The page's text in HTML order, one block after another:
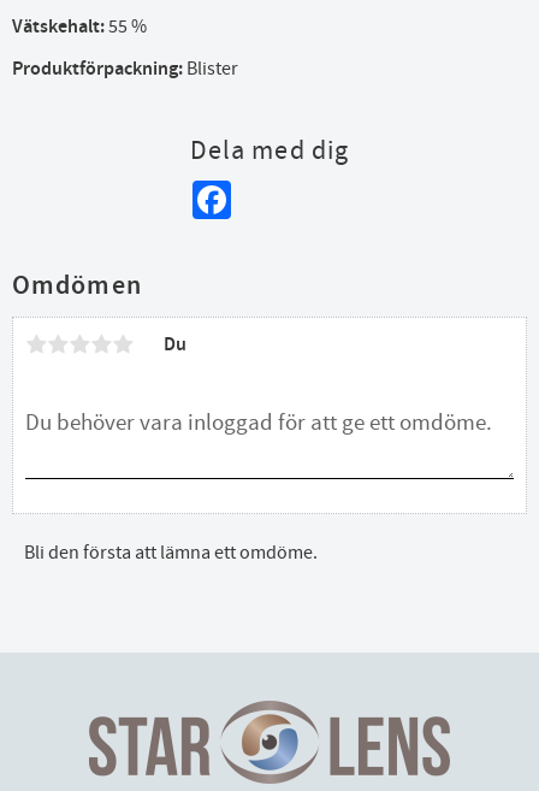
Vätskehalt:55 %
Produktförpackning: Blister
Dela med dig
Facebook
Omdömen
Du
Bli den första att lämna ett omdöme.